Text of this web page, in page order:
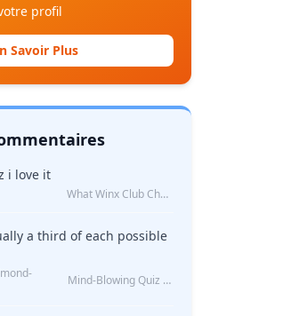
profil
Savoir Plus
i love it
What Winx Club Character Are You?
a third of each possible
Mind-Blowing Quiz Reveals: Will I Be Alone Forever?